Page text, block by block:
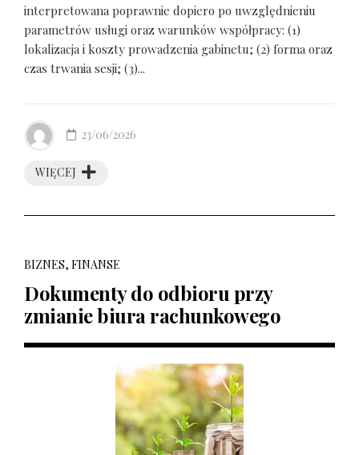
interpretowana poprawnie dopiero po uwzględnieniu
parametrów usługi oraz warunków współpracy: (1)
lokalizacja i koszty prowadzenia gabinetu; (2) forma oraz
czas trwania sesji; (3)...
WIĘCEJ
23/06/2026
BIZNES, FINANSE
Dokumenty do odbioru przy
zmianie biura rachunkowego